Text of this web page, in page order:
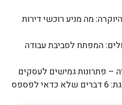
מה מניע רוכשי דירות
המפתח לסביבת עבודה
– פתרונות גמישים לעסקים